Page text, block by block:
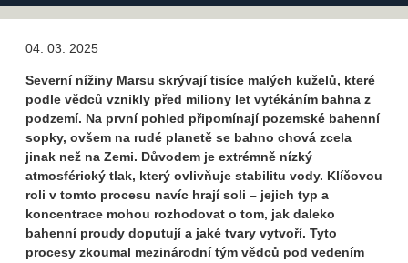
04. 03. 2025
Severní nížiny Marsu skrývají tisíce malých kuželů, které
podle vědců vznikly před miliony let vytékáním bahna z
podzemí. Na první pohled připomínají pozemské bahenní
sopky, ovšem na rudé planetě se bahno chová zcela
jinak než na Zemi. Důvodem je extrémně nízký
atmosférický tlak, který ovlivňuje stabilitu vody. Klíčovou
roli v tomto procesu navíc hrají soli – jejich typ a
koncentrace mohou rozhodovat o tom, jak daleko
bahenní proudy doputují a jaké tvary vytvoří. Tyto
procesy zkoumal mezinárodní tým vědců pod vedením